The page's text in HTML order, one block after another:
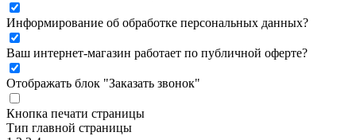
Информирование об обработке персональных данных?
Ваш интернет-магазин работает по публичной оферте?
Отображать блок "Заказать звонок"
Кнопка печати страницы
Тип главной страницы